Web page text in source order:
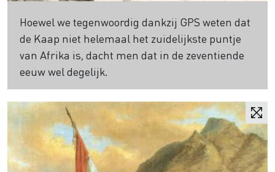
Hoewel we tegenwoordig dankzij GPS weten dat
de Kaap niet helemaal het zuidelijkste puntje
van Afrika is, dacht men dat in de zeventiende
eeuw wel degelijk.